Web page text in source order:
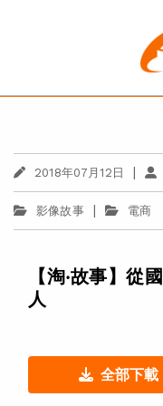
2018年07月12日 |
影像故事 | 電商
【淘‧故事】從
人
全部下載